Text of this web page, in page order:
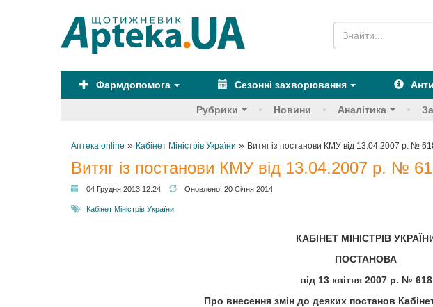
Фармдопомога Сезонні захворювання
Рубрики Новини Аналітика
Аптека online » Кабінет Міністрів України » Витяг із постанови КМУ від 13.04.2007 р. №
Витяг із постанови КМУ від 13.04.2007 р. №
04 Грудня 2013 12:24 Оновлено: 20 Січня 2014
Кабінет Міністрів України
КАБІНЕТ МІНІСТРІВ
ПОСТАНОВА
від 13 квітня 2007 р. № 618
Про внесення змін до деяких постанов